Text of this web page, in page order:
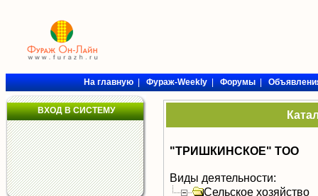
На главную|Фураж-Weekly|Форумы|
ВХОД В СИСТЕМУ
"ТРИШКИНСКОЕ" ТОО
Виды деятельности:
Сельское хозяйство